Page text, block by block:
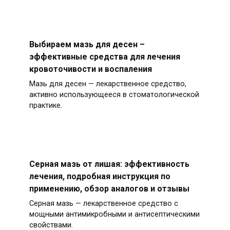
Выбираем мазь для десен –
эффективные средства для лечения
кровоточивости и воспаления
Мазь для десен — лекарственное средство,
активно использующееся в стоматологической
практике.
Серная мазь от лишая: эффективность
лечения, подробная инструкция по
применению, обзор аналогов и отзывы
Серная мазь — лекарственное средство с
мощными антимикробными и антисептическими
свойствами.